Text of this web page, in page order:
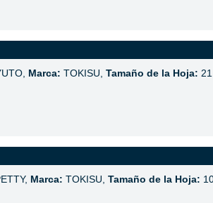
Marca: TOKISU, Tamaño de la Hoja:
Marca: TOKISU, Tamaño de la Hoja: